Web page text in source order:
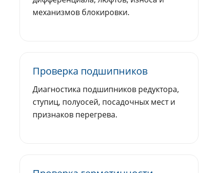
механизмов блокировки.
Проверка подшипников
Диагностика подшипников редуктора,
ступиц, полуосей, посадочных мест и
признаков перегрева.